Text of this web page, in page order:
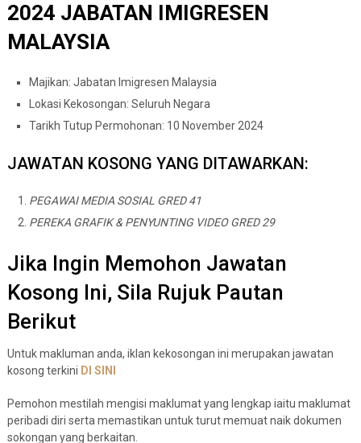
2024 JABATAN IMIGRESEN
MALAYSIA
Majikan: Jabatan Imigresen Malaysia
Lokasi Kekosongan: Seluruh Negara
Tarikh Tutup Permohonan: 10 November 2024
JAWATAN KOSONG YANG DITAWARKAN:
PEGAWAI MEDIA SOSIAL GRED 41
PEREKA GRAFIK & PENYUNTING VIDEO GRED 29
Jika Ingin Memohon Jawatan
Kosong Ini, Sila Rujuk Pautan
Berikut
Untuk makluman anda, iklan kekosongan ini merupakan jawatan
kosong terkini DI S N
Pemohon mestilah mengisi maklumat yang lengkap iaitu maklumat
peribadi diri serta memastikan untuk turut memuat naik dokumen
sokongan yang berkaitan.